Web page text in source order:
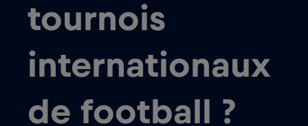
tournois
internationaux
de football ?